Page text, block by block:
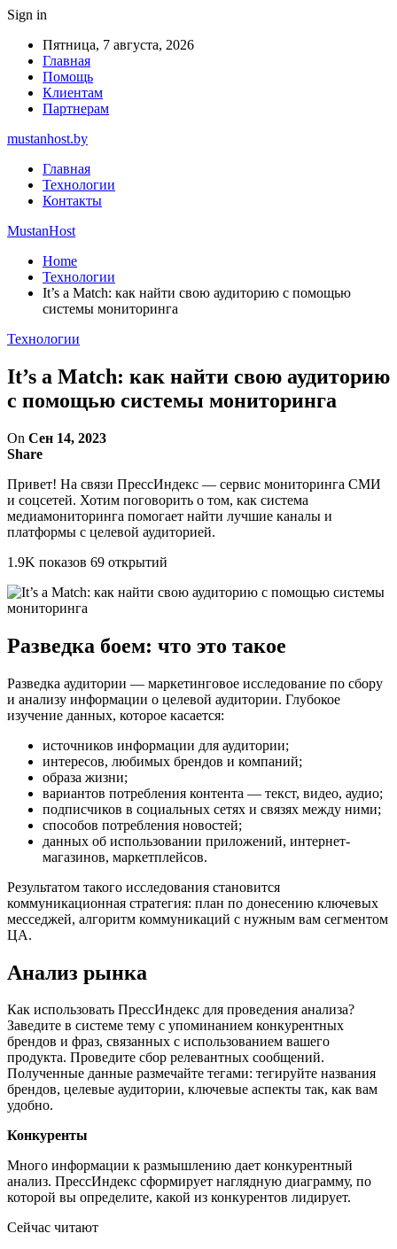
Sign in
Пятница, 7 августа, 2026
Главная
Помощь
Клиентам
Партнерам
mustanhost.by
Главная
Технологии
Контакты
MustanHost
Home
Технологии
It’s a Match: как найти свою аудиторию с помощью
системы мониторинга
Технологии
It’s a Match: как найти свою аудиторию
с помощью системы мониторинга
On Сен 14, 2023
Share
Привет! На связи ПрессИндекс — сервис мониторинга СМИ
и соцсетей. Хотим поговорить о том, как система
медиамониторинга помогает найти лучшие каналы и
платформы с целевой аудиторией.
1.9K показов 69 открытий
Разведка боем: что это такое
Разведка аудитории — маркетинговое исследование по сбору
и анализу информации о целевой аудитории. Глубокое
изучение данных, которое касается:
источников информации для аудитории;
интересов, любимых брендов и компаний;
образа жизни;
вариантов потребления контента — текст, видео, аудио;
подписчиков в социальных сетях и связях между ними;
способов потребления новостей;
данных об использовании приложений, интернет-
магазинов, маркетплейсов.
Результатом такого исследования становится
коммуникационная стратегия: план по донесению ключевых
месседжей, алгоритм коммуникаций с нужным вам сегментом
ЦА.
Анализ рынка
Как использовать ПрессИндекс для проведения анализа?
Заведите в системе тему с упоминанием конкурентных
брендов и фраз, связанных с использованием вашего
продукта. Проведите сбор релевантных сообщений.
Полученные данные размечайте тегами: тегируйте названия
брендов, целевые аудитории, ключевые аспекты так, как вам
удобно.
Конкуренты
Много информации к размышлению дает конкурентный
анализ. ПрессИндекс сформирует наглядную диаграмму, по
которой вы определите, какой из конкурентов лидирует.
Сейчас читают